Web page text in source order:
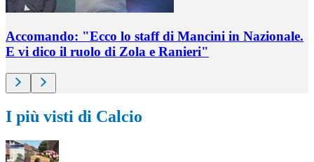
Accomando: "Ecco lo staff di Mancini in Nazionale.
E vi dico il ruolo di Zola e Ranieri"
I più visti di Calcio